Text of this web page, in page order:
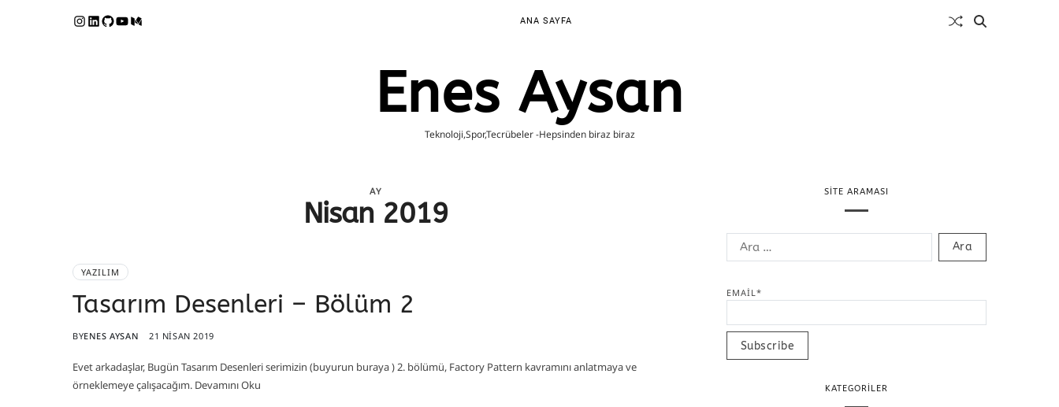
ANA SAYFA
Enes Aysan
Teknoloji,Spor,Tecrübeler -Hepsinden biraz biraz
AY
Nisan 2019
YAZILIM
Tasarım Desenleri – Bölüm 2
BYENES AYSAN 21 NISAN 2019
Evet arkadaşlar, Bugün Tasarım Desenleri serimizin (buyurun buraya ) 2. bölümü, Factory Pattern kavramını anlatmaya ve
örneklemeye çalışacağım. Devamını Oku
SITE ARAMASI
EMAIL*
KATEGORILER